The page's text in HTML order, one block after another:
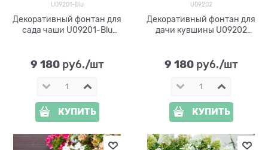
U09201-Blu
Декоративный фонтан для
сада чаши U09201-Blu
9 180 руб./шт
КУПИТЬ
U09202
Декоративный фонтан для
дачи кувшины U09202
9 180 руб./шт
КУПИТЬ